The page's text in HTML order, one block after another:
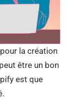
la création
être un bon
est que